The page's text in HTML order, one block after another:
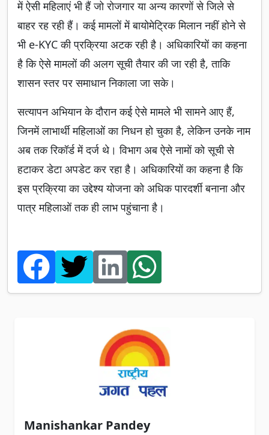
में ऐसी महिलाएं भी हैं जो रोजगार या अन्य कारणों से जिले से
बाहर रह रही हैं। कई मामलों में बायोमेट्रिक मिलान नहीं होने से
भी e-KYC की प्रक्रिया अटक रही है। अधिकारियों का कहना
है कि ऐसे मामलों की अलग सूची तैयार की जा रही है, ताकि
शासन स्तर पर समाधान निकाला जा सके।
सत्यापन अभियान के दौरान कई ऐसे मामले भी सामने आए हैं,
जिनमें लाभार्थी महिलाओं का निधन हो चुका है, लेकिन उनके नाम
अब तक रिकॉर्ड में दर्ज थे। विभाग अब ऐसे नामों को सूची से
हटाकर डेटा अपडेट कर रहा है। अधिकारियों का कहना है कि
इस प्रक्रिया का उद्देश्य योजना को अधिक पारदर्शी बनाना और
पात्र महिलाओं तक ही लाभ पहुंचाना है।
Manishankar Pandey